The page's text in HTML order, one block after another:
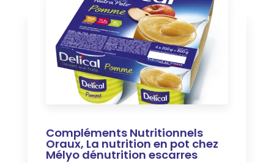
Compléments Nutritionnels
Oraux, La nutrition en pot chez
Mélyo dénutrition escarres